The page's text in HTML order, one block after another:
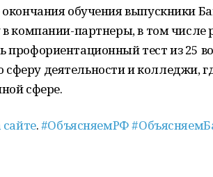
обучения выпускники
в компании-партнеры, в том числе
профориентационный тест из 25
деятельности и колледжи,
сфере.
сайте.#ОбъясняемРФ